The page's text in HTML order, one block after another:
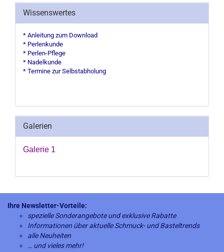
Wissenswertes
* Anleitung zum Download
* Perlenkunde
* Perlen-Pflege
* Nadelkunde
* Termine zur Selbstabholung
Galerien
Galerie 1
Ihre Newsletter-Vorteile:
spezielle Sonderangebote und exklusive Rabatte
Informationen über aktuelle Schmuck- und Basteltrends
alle Neuheiten
… und vieles mehr!